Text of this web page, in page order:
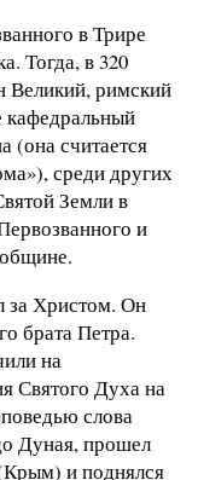
в Трире
Тогда, в 320
Великий, римский
кафедральный
(она считается
среди других
Земли в
и
за Христом. Он
брата Петра.
на
Святого Духа на
слова
Дуная, прошел
и поднялся